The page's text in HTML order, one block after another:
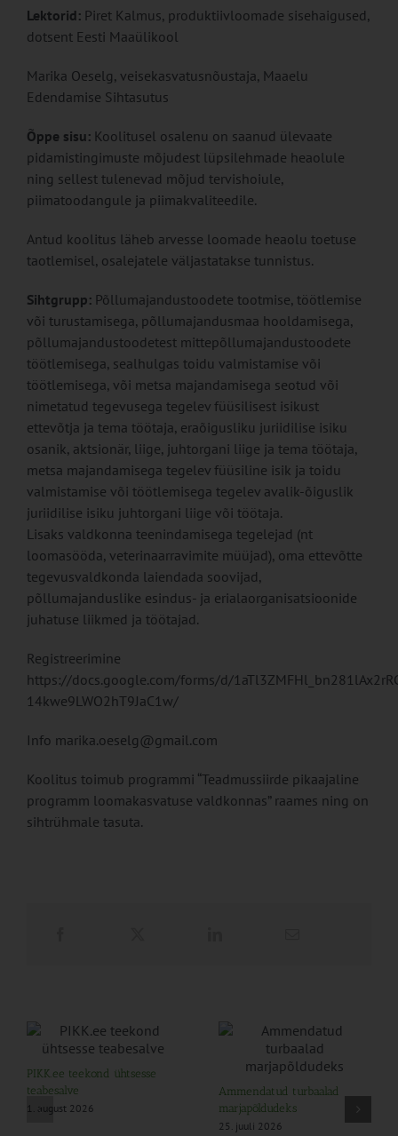
Lektorid:Piret Kalmus, produktiivloomade sisehaigused,
dotsent Eesti Maaülikool
Marika Oeselg, veisekasvatusnõustaja, Maaelu
Edendamise Sihtasutus
Õppe sisu: Koolitusel osalenu on saanud ülevaate
pidamistingimuste mõjudest lüpsilehmade heaolule
ning sellest tulenevad mõjud tervishoiule,
piimatoodangule ja piimakvaliteedile.
Antud koolitus läheb arvesse loomade heaolu toetuse
taotlemisel, osalejatele väljastatakse tunnistus.
Sihtgrupp: Põllumajandustoodete tootmise, töötlemise
või turustamisega, põllumajandusmaa hooldamisega,
põllumajandustoodetest mittepõllumajandustoodete
töötlemisega, sealhulgas toidu valmistamise või
töötlemisega, või metsa majandamisega seotud või
nimetatud tegevusega tegelev füüsilisest isikust
ettevõtja ja tema töötaja, eraõigusliku juriidilise isiku
osanik, aktsionär, liige, juhtorgani liige ja tema töötaja,
metsa majandamisega tegelev füüsiline isik ja toidu
valmistamise või töötlemisega tegelev avalik-õiguslik
juriidilise isiku juhtorgani liige või töötaja.
Lisaks valdkonna teenindamisega tegelejad (nt
loomasööda, veterinaarravimite müüjad), oma ettevõtte
tegevusvaldkonda laiendada soovijad,
põllumajanduslike esindus- ja erialaorganisatsioonide
juhatuse liikmed ja töötajad.
Registreerimine
https://docs.google.com/forms/d/
14kwe9LWO2hT9JaC1w/
Info marika.oeselg@gmail.com
Koolitus toimub programmi “Teadmussiirde pikaajaline
programm loomakasvatuse valdkonnas” raames ning on
sihtrühmale tasuta.
PIKK.ee teekond ühtsesse
teabesalve
1. august 2026
Ammendatud turbaalad
marjapõldudeks
25. juuli 2026